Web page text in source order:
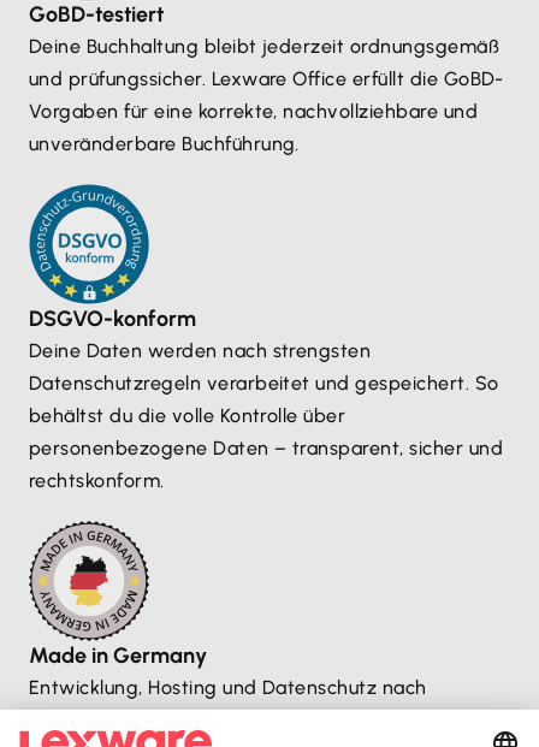
GoBD-testiert
Deine Buchhaltung bleibt jederzeit ordnungsgemäß
und prüfungssicher. Lexware Office erfüllt die GoBD-
Vorgaben für eine korrekte, nachvollziehbare und
unveränderbare Buchführung.
DSGVO-konform
Deine Daten werden nach strengsten
Datenschutzregeln verarbeitet und gespeichert. So
behältst du die volle Kontrolle über
personenbezogene Daten – transparent, sicher und
rechtskonform.
Made in Germany
Entwicklung, Hosting und Datenschutz nach